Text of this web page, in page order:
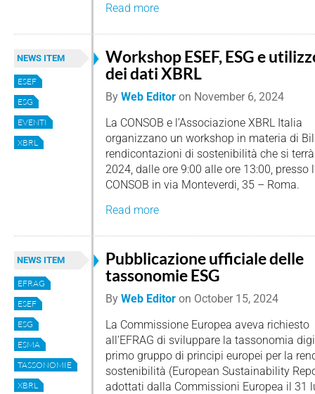
Read more
NEWS ITEM
ESEF
ESG
EVENTI
XBRL
Workshop ESEF, ESG e
dei dati XBRL
By Web Editor on November 6, 2024
La CONSOB e l’Associazione XBRL Italia
organizzano un workshop in materia di
rendicontazioni di sostenibilità che si
2024, dalle ore 9:00 alle ore 13:00, presso
CONSOB in via Monteverdi, 35 – Roma.
Read more
NEWS ITEM
EFRAG
ESEF
ESG
ESMA
TASSONOMIE
XBRL
Pubblicazione ufficiale delle
tassonomie ESG
By Web Editor on October 15, 2024
La Commissione Europea aveva richiesto
all’EFRAG di sviluppare la tassonomia
primo gruppo di principi europei per la
sostenibilità (European Sustainability
adottati dalla Commissioni Europea il 31